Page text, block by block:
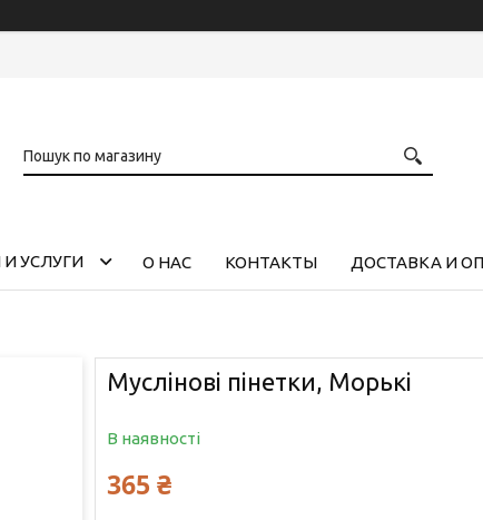
УСЛУГИ О НАС КОНТАКТЫ ДОСТАВКА И
Муслінові пінетки, Морькі
В наявності
365 ₴